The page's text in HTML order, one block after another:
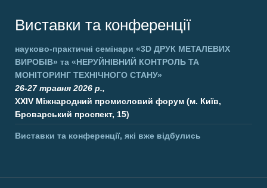
Виставки та конференції
науково-практичні семінари «3D ДРУК МЕТАЛЕВИХ
ВИРОБІВ» та «НЕРУЙНІВНИЙ КОНТРОЛЬ ТА
МОНІТОРИНГ ТЕХНІЧНОГО СТАНУ»
26-27 травня 2026 р.,
XXIV Міжнародний промисловий форум (м. Київ,
Броварський проспект, 15)
Виставки та конференції, які вже відбулись